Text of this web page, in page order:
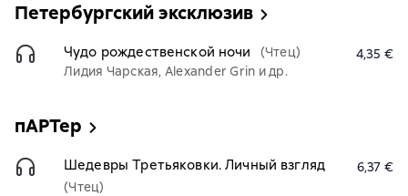
Петербургский эксклюзив
Чудо рождественской ночи
(Чтец)
Лидия Чарская, Alexander Grin и др.
4,35 €
пАРТер
Шедевры Третьяковки. Личный взгляд
(Чтец)
6,37 €